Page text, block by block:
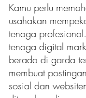
Kamu perlu
usahakan
tenaga
tenaga digital
berada di garda
membuat
sosial dan